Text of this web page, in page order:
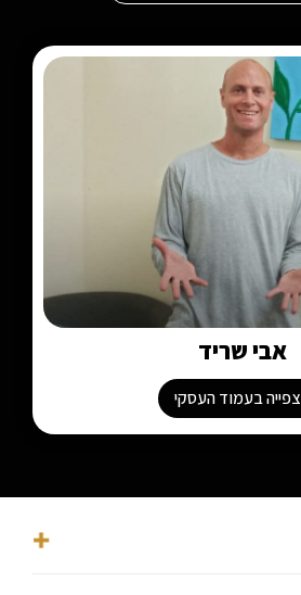
אבי שריד
צפייה בעמוד העסקי